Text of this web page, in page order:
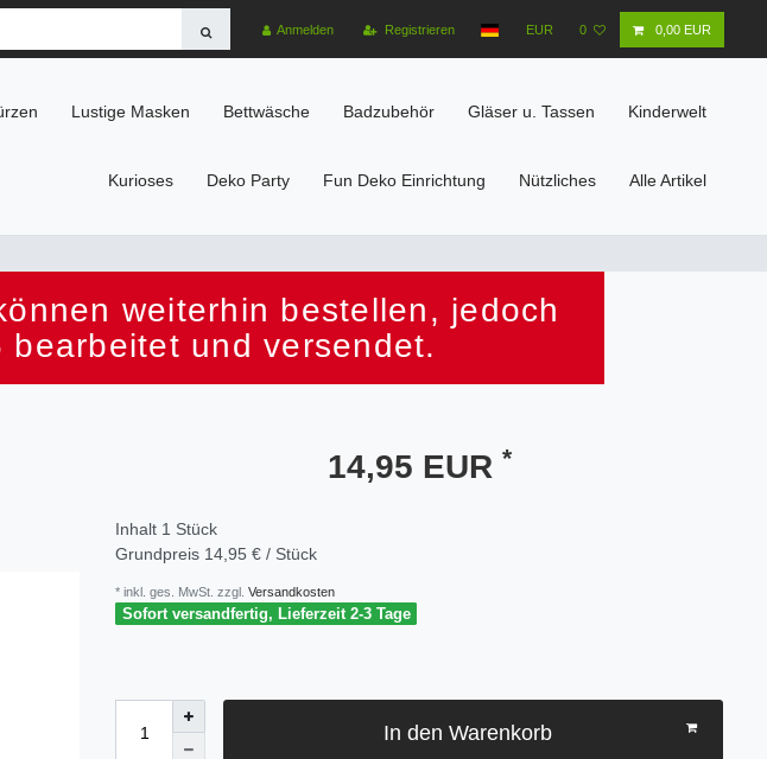
Anmelden Registrieren EUR 0 0,00 EUR
Lustige Masken Bettwäsche Badzubehör Gläser u. Tassen Kinderwelt
Kurioses Deko Party Fun Deko Einrichtung Nützliches Alle Artikel
weiterhin bestellen, jedoch
und versendet.
14,95 EUR *
Inhalt 1 Stück
Grundpreis 14,95 € / Stück
* inkl. ges. MwSt. zzgl. Versandkosten
Sofort versandfertig, Lieferzeit 2-3 Tage
In den Warenkorb